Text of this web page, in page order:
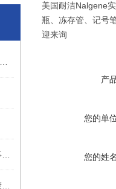
美国耐洁Nalgene
瓶、冻存管、记号
迎来询
产
您的单
您的姓